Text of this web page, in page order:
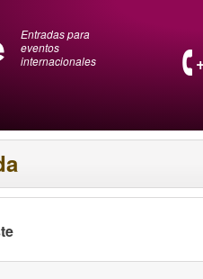
Entradas para
eventos
internacionales